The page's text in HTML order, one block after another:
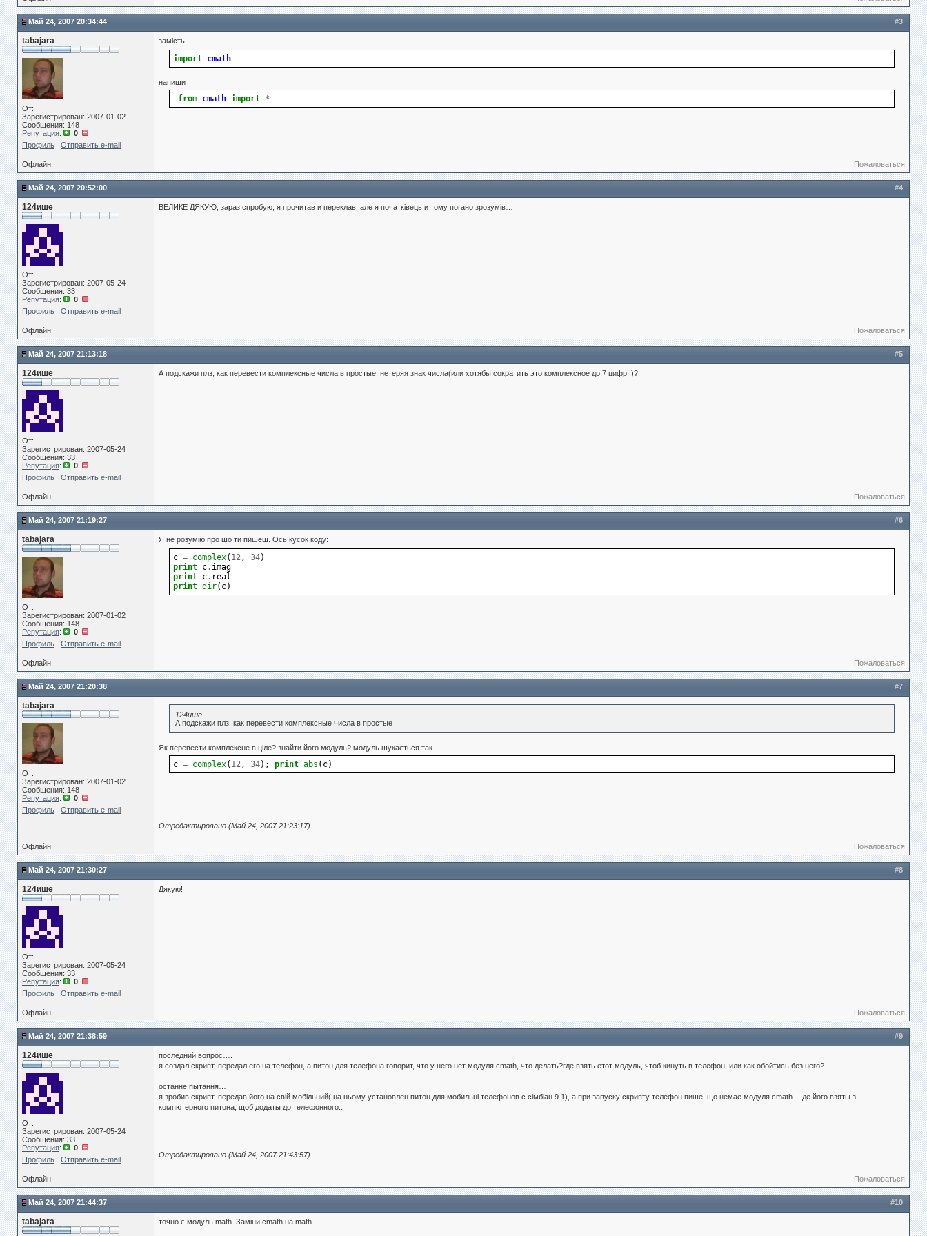
#3
Май 24, 2007 20:34:44
tabajara
От:
Зарегистрирован: 2007-01-02
Сообщения: 148
Репутация:
0
Профиль
Отправить e-mail
замість
import cmath
напиши
from cmath import *
Офлайн Пожаловаться
#4
Май 24, 2007 20:52:00
124ише
От:
Зарегистрирован: 2007-05-24
Сообщения: 33
Репутация:
0
Профиль
Отправить e-mail
ВЕЛИКЕ ДЯКУЮ, зараз спробую, я прочитав и переклав, але я початківець и тому погано зрозумів…
Офлайн Пожаловаться
#5
Май 24, 2007 21:13:18
124ише
От:
Зарегистрирован: 2007-05-24
Сообщения: 33
Репутация:
0
Профиль
Отправить e-mail
А подскажи плз, как перевести комплексные числа в простые, нетеряя знак числа(или хотябы сократить это комплексное до 7 цифр..)?
Офлайн Пожаловаться
#6
Май 24, 2007 21:19:27
tabajara
От:
Зарегистрирован: 2007-01-02
Сообщения: 148
Репутация:
0
Профиль
Отправить e-mail
Я не розумію про шо ти пишеш. Ось кусок коду:
c = complex( 12, 34)
print c . imag
print c . real
print dir( c)
Офлайн Пожаловаться
#7
Май 24, 2007 21:20:38
tabajara
От:
Зарегистрирован: 2007-01-02
Сообщения: 148
Репутация:
0
Профиль
Отправить e-mail
124ише
А подскажи плз, как перевести комплексные числа в простые
Як перевести комплексне в ціле? знайти його модуль? модуль шукається так
c = complex( 12, 34); print abs ( c)
Отредактировано (Май 24, 2007 21:23:17)
Офлайн Пожаловаться
#8
Май 24, 2007 21:30:27
124ише
От:
Зарегистрирован: 2007-05-24
Сообщения: 33
Репутация:
0
Профиль
Отправить e-mail
Дякую!
Офлайн Пожаловаться
#9
Май 24, 2007 21:38:59
124ише
От:
Зарегистрирован: 2007-05-24
Сообщения: 33
Репутация:
0
Профиль
Отправить e-mail
последний вопрос….
я создал скрипт, передал его на телефон, а питон для телефона говорит, что у него нет модуля cmath, что делать?где взять етот модуль, чтоб кинуть в телефон, или как обойтись без него?
останне пытання…
я зробив скрипт, передав його на свій мобільний( на ньому установлен питон для мобильні телефонов с сімбіан 9.1), а при запуску скрипту телефон пише, що немае модуля cmath… де його взяты з
компютерного питона, щоб додаты до телефонного..
Отредактировано (Май 24, 2007 21:43:57)
Офлайн Пожаловаться
#10
Май 24, 2007 21:44:37
tabajara точно є модуль math. Заміни cmath на math